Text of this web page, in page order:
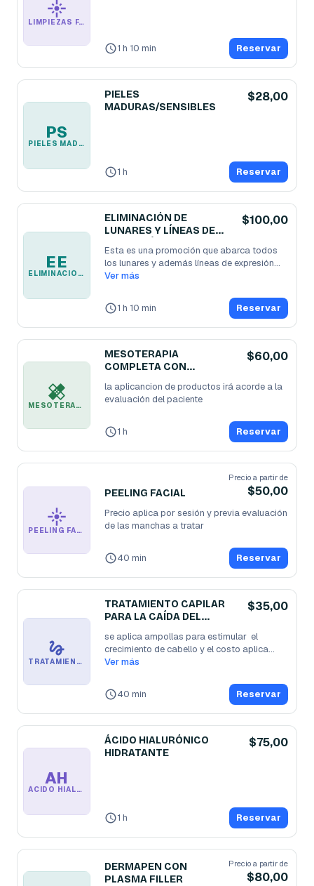
LIMPIEZAS FACIALES ACNEICAS
1 h 10 min Reservar
PS
PIELES MADURAS/SENSIBLES
PIELES
MADURAS/SENSIBLES
$28,00
1 h Reservar
EE
ELIMINACIÓN DE LUNARES Y LÍNEAS DE EXPRESIÓN
ELIMINACIÓN DE
LUNARES Y LÍNEAS DE
$100,00
Esta es una promoción que abarca todos
los lunares y además líneas de expresión...
Ver más
1 h 10 min Reservar
MESOTERAPIA COMPLETA CON DERMAPEN
MESOTERAPIA
COMPLETA CON
$60,00
la aplicancion de productos irá acorde a la
evaluación del paciente
1 h Reservar
PEELING FACIAL
PEELING FACIAL
Precio a partir de
$50,00
Precio aplica por sesión y previa evaluación
de las manchas a tratar
40 min Reservar
TRATAMIENTO CAPILAR PARA LA CAÍDA DEL CABELLO
TRATAMIENTO CAPILAR
PARA LA CAÍDA DEL
$35,00
se aplica ampollas para estimular  el
crecimiento de cabello y el costo aplica...
Ver más
40 min Reservar
AH
ÁCIDO HIALURÓNICO HIDRATANTE
ÁCIDO HIALURÓNICO
HIDRATANTE
$75,00
1 h Reservar
DERMAPEN CON
PLASMA FILLER
Precio a partir de
$80,00